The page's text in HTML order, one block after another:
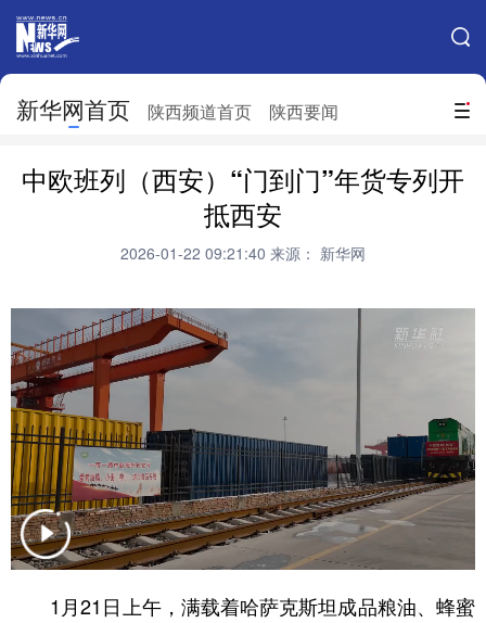
搜索
新华网首页 陕西频道首页 陕西要闻
网站地图
北京 天津 河北 山西
吉林 上海
山东 河南 湖南
广东
四川 贵州 云南
陕西 甘肃 青海 宁夏
新疆 内蒙古 黑龙江
中欧班列（西安）“门到门”年货专列开
抵西安
2026-01-22 09:21:40 来源： 新华网
1月21日上午，满载着哈萨克斯坦成品粮油、蜂蜜